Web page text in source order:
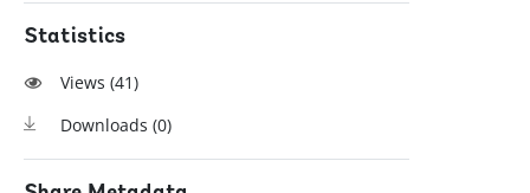
Statistics
Views (41)
Downloads (0)